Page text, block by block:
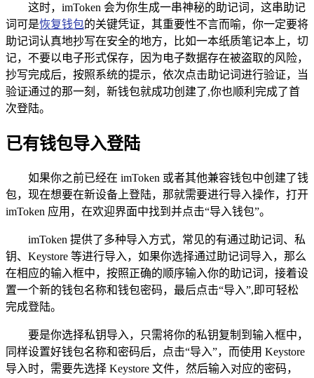
这时，imToken 会为你生成一串神秘的助记词，这串助记
词可是恢复钱包的关键凭证，其重要性不言而喻，你一定要将
助记词认真地抄写在安全的地方，比如一本纸质笔记本上，切
记，不要以电子形式保存，因为电子数据存在被盗取的风险，
抄写完成后，按照系统的提示，依次点击助记词进行验证，当
验证通过的那一刻，新钱包就成功创建了,你也顺利完成了首
次登陆。
已有钱包导入登陆
如果你之前已经在 imToken 或者其他兼容钱包中创建了钱
包，现在想要在新设备上登陆，那就需要进行导入操作，打开
imToken 应用，在欢迎界面中找到并点击“导入钱包”。
imToken 提供了多种导入方式，常见的有通过助记词、私
钥、Keystore 等进行导入，如果你选择通过助记词导入，那么
在相应的输入框中，按照正确的顺序输入你的助记词，接着设
置一个新的钱包名称和钱包密码，最后点击“导入”,即可轻松
完成登陆。
要是你选择私钥导入，只需将你的私钥复制到输入框中，
同样设置好钱包名称和密码后，点击“导入”，而使用 Keystore
导入时，需要先选择 Keystore 文件，然后输入对应的密码，